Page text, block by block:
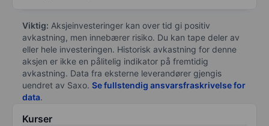
Viktig: Aksjeinvesteringer kan over tid gi positiv
avkastning, men innebærer risiko. Du kan tape deler av
eller hele investeringen. Historisk avkastning for denne
aksjen er ikke en pålitelig indikator på fremtidig
avkastning. Data fra eksterne leverandører gjengis
uendret av Saxo. Se fullstendig ansvarsfraskrivelse for
data.
Kurser